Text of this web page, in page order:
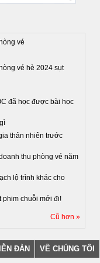
vé
vé hè 2024 sụt
đã học được bài học
thản nhiên trước
thu phòng vé năm
lộ trình khác cho
phim chuỗi mới đi!
Cũ hơn »
ĐÀN VỀ CHÚNG TÔI